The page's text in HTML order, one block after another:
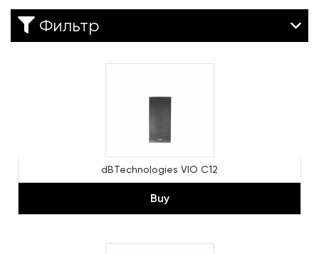
dBTechnologies VIO C12
Buy
Фильтр